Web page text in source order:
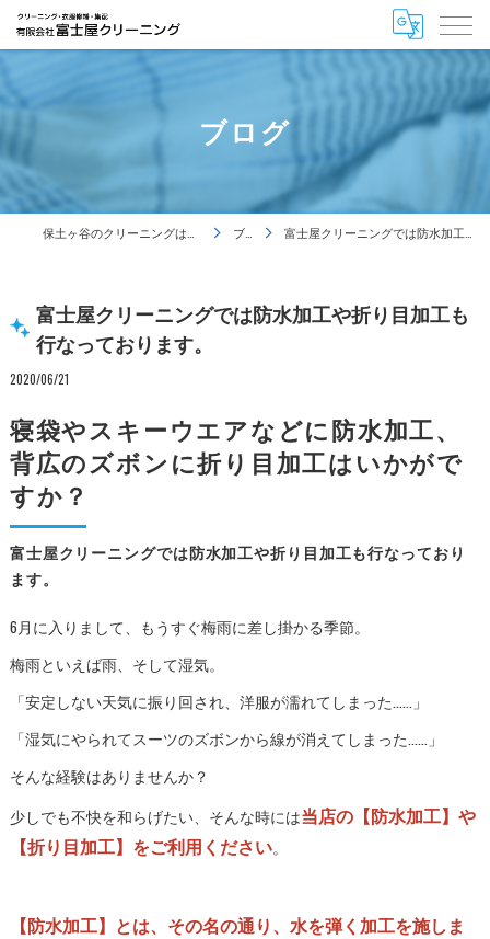
ブログ
ブログ 富士屋クリーニングでは防水加工や折り目加工も行なっております。
富士屋クリーニングでは防水加工や折り目加工も
行なっております。
2020/06/21
富士屋クリーニングでは防水加工や折り目加工も行なっており
ます。
寝袋やスキーウエアなどに防水加工、
背広のズボンに折り目加工はいかがで
すか？
6月に入りまして、もうすぐ梅雨に差し掛かる季節。
梅雨といえば雨、そして湿気。
「安定しない天気に振り回され、洋服が濡れてしまった……」
「湿気にやられてスーツのズボンから線が消えてしまった……」
そんな経験はありませんか？
少しでも不快を和らげたい、そんな時には当店の【防水加工】や
【折り目加工】をご利用ください。
【防水加工】とは、その名の通り、水を弾く加工を施しま